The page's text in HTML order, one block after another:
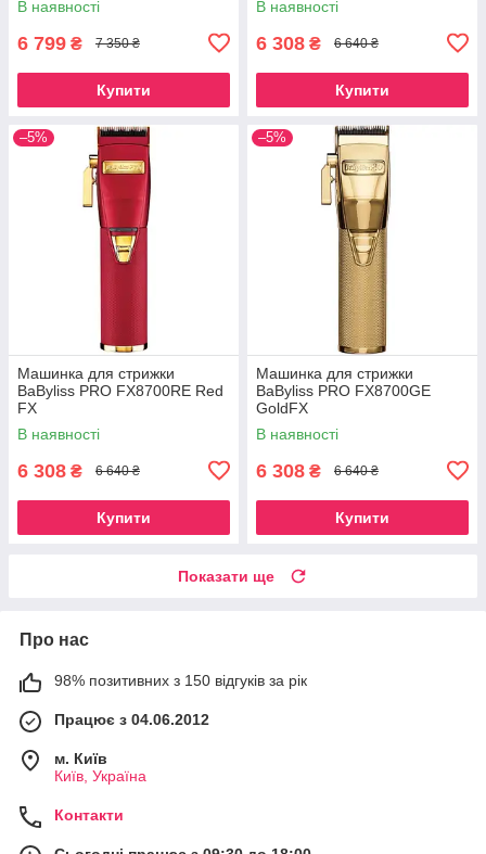
В наявності
6 799 ₴ 7 350 ₴
Купити
В наявності
6 308 ₴ 6 640 ₴
Купити
–5%
Машинка для стрижки
BaByliss PRO FX8700RE Red
FX
В наявності
6 308 ₴ 6 640 ₴
Купити
–5%
Машинка для стрижки
BaByliss PRO FX8700GE
GoldFX
В наявності
6 308 ₴ 6 640 ₴
Купити
Показати ще
Про нас
98% позитивних з 150 відгуків за рік
Працює з 04.06.2012
м. Київ
Київ, Україна
Контакти